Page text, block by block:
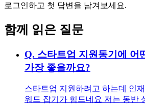
로그인하고 첫 답변을 남겨보세요.
함께 읽은 질문
Q. 스타트업 지원동기에 어
가장 좋을까요?
스타트업 지원하려고 하는데 인
워드 잡기가 힘드네요 저는 동반